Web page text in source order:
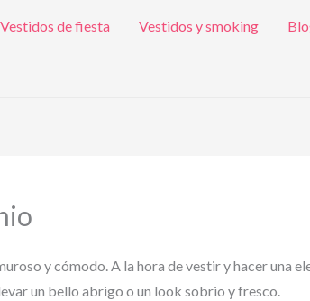
Vestidos de fiesta Vestidos y smoking
y cómodo. A la hora de vestir y hacer una
un bello abrigo o un look sobrio y fresco.